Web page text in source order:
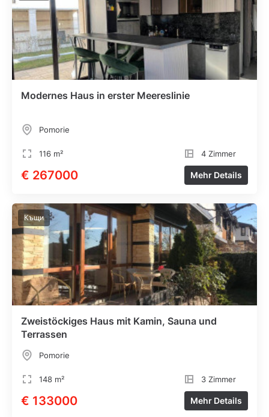
Modernes Haus in erster Meereslinie
Pomorie
116 m² 4 Zimmer
€ 267000 Mehr Details
Къщи
Zweistöckiges Haus mit Kamin, Sauna und
Terrassen
Pomorie
148 m² 3 Zimmer
€ 133000 Mehr Details